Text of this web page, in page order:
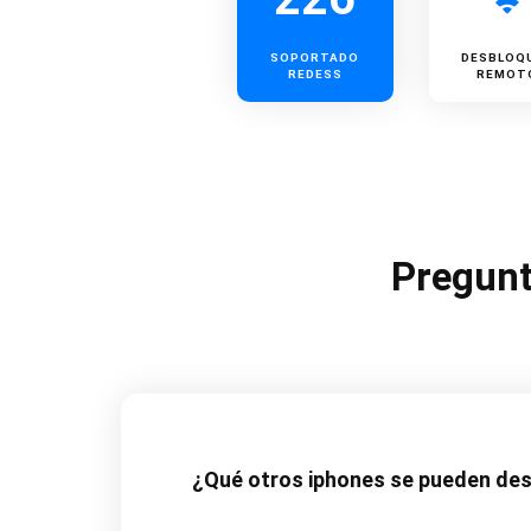
SOPORTADO
REDESS
¿Qué otros iphones se pueden